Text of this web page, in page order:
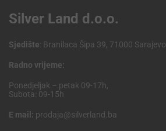
Silver Land d.o.o.
Sjedište: Branilaca Šipa 39, 71000 Sarajevo
Radno vrijeme:
Ponedjeljak – petak 09-17h,
Subota: 09-15h
E mail: prodaja@silverland.ba